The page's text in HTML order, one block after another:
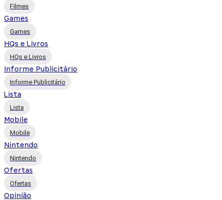
Filmes
Games
Games
HQs e Livros
HQs e Livros
Informe Publicitário
Informe Publicitário
Lista
Lista
Mobile
Mobile
Nintendo
Nintendo
Ofertas
Ofertas
Opinião